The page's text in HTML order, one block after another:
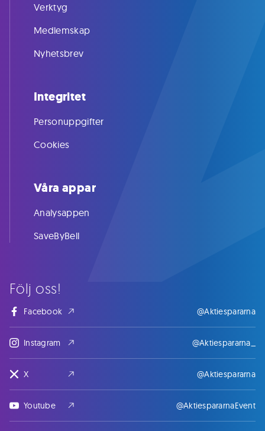
Följ oss!
Facebook @Aktiespararna
Instagram @Aktiespararna_
X @Aktiespararna
Youtube @AktiespararnaEvent
Verktyg
Medlemskap
Nyhetsbrev
Integritet
Personuppgifter
Cookies
Våra appar
Analysappen
SaveByBell